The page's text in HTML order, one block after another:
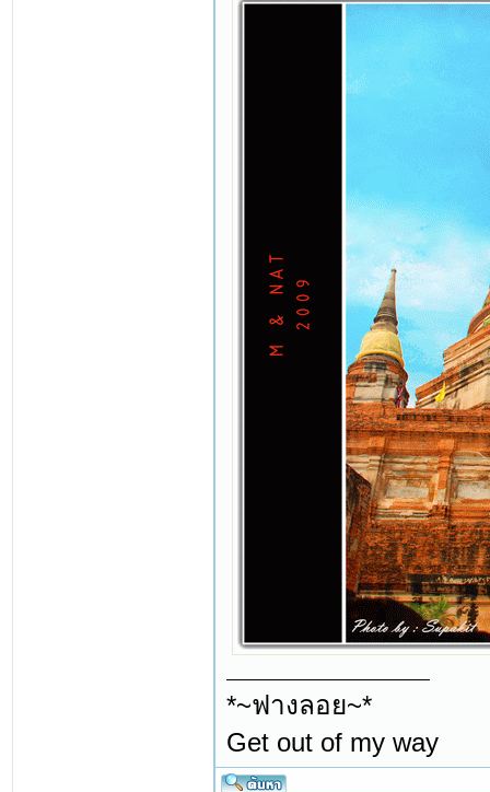
*~ฟางลอย~*
Get out of my way